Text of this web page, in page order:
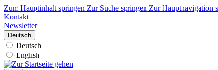
Zum Hauptinhalt springen Zur Suche springen Zur Hauptnavigation
Kontakt
Newsletter
Deutsch
Deutsch
English